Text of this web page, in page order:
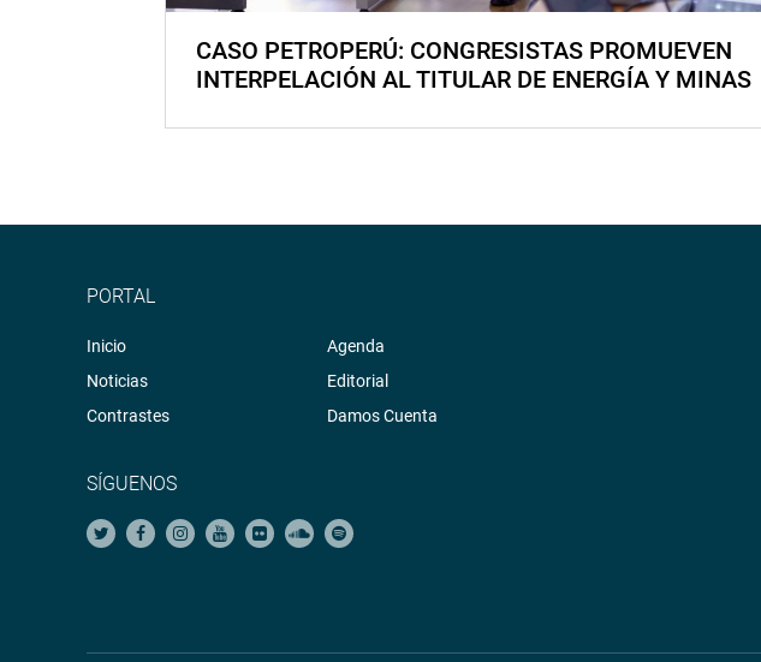
CASO PETROPERÚ: CONGRESISTAS PROMUEVEN
INTERPELACIÓN AL TITULAR DE ENERGÍA Y MINAS
PORTAL
Inicio
Noticias
Contrastes
Agenda
Editorial
Damos Cuenta
SÍGUENOS